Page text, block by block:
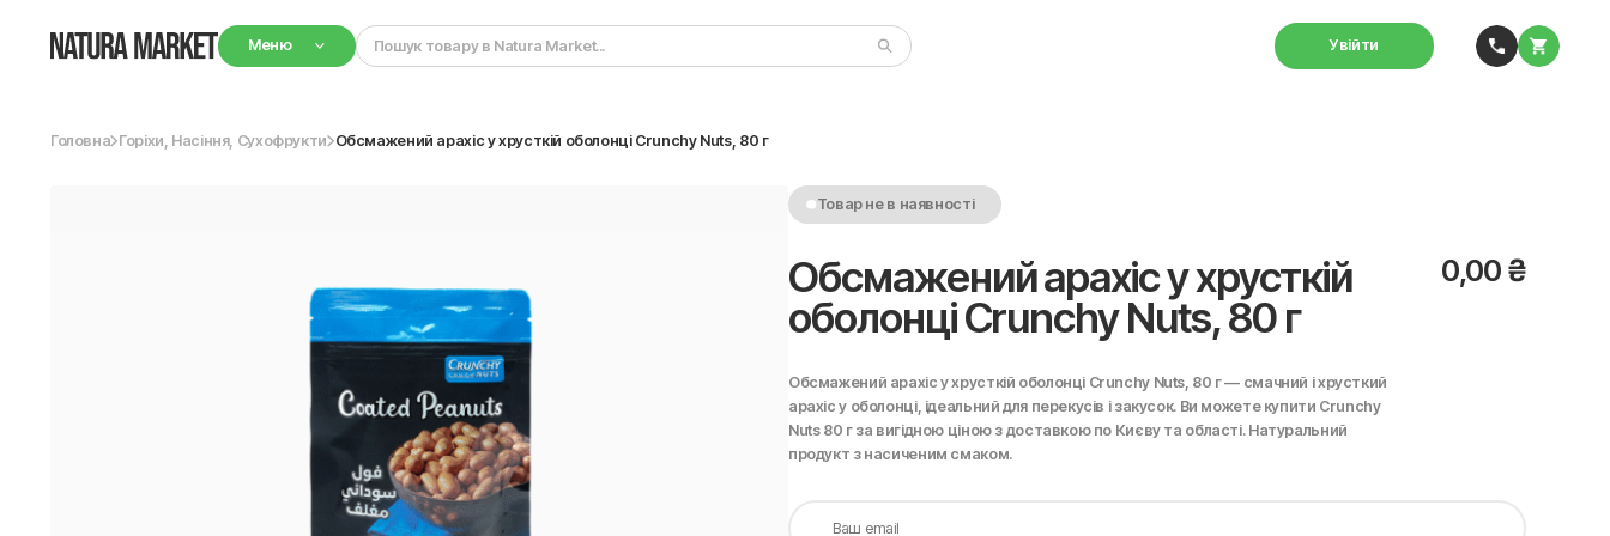
Меню Увійти
Головна Горіхи, Насіння, Сухофрукти Обсмажений арахіс у хрусткій оболонці Crunchy Nuts, 80 г
Товар не в наявності
Обсмажений арахіс у хрусткій
оболонці Crunchy Nuts, 80 г
0,00 ₴
Обсмажений арахіс у хрусткій оболонці Crunchy Nuts, 80 г — смачний і хрусткий
арахіс у оболонці, ідеальний для перекусів і закусок. Ви можете купити Crunchy
Nuts 80 г за вигідною ціною з доставкою по Києву та області. Натуральний
продукт з насиченим смаком.